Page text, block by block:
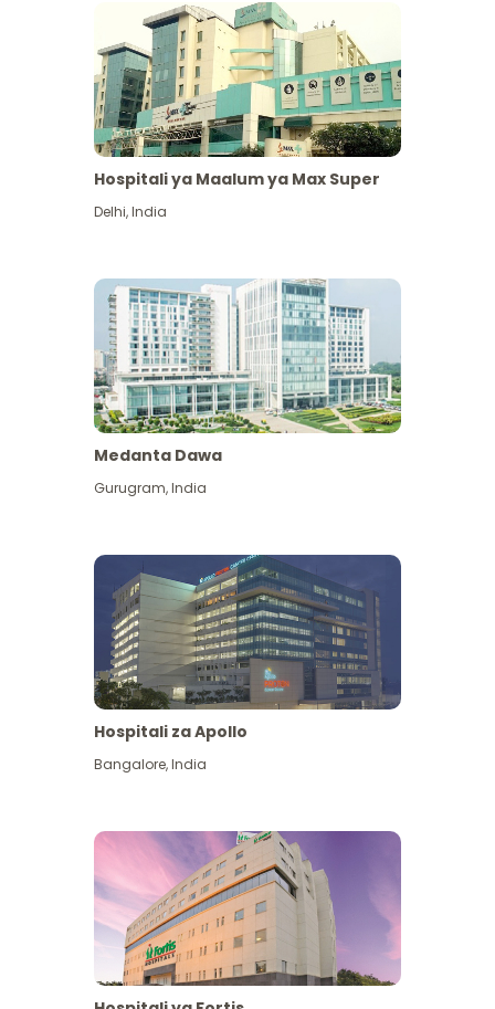
Hospitali ya Maalum ya Max Super
Delhi,India
Medanta Dawa
Gurugram,India
Hospitali za Apollo
Bangalore,India